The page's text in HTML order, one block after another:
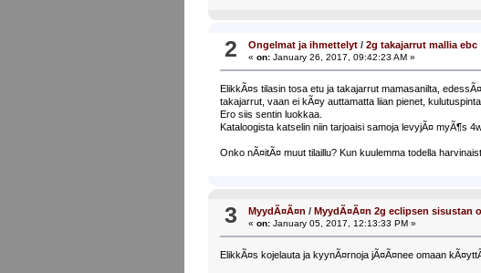
2 Ongelmat ja ihmettelyt /2g takajarrut mallia ebc
«on: January 26, 2017, 09:42:23 AM »
ElikkÃ¤s tilasin tosa etu ja takajarrut mamasanilta,
takajarrut, vaan ei kÃ¤y auttamatta liian pienet,
Ero siis sentin luokkaa.
Kataloogista katselin niin tarjoaisi samoja levyjÃ¤ myÃ¶s
Onko nÃ¤itÃ¤ muut tilaillu? Kun kuulemma todella
3 MyydÃ¤Ã¤n /MyydÃ¤Ã¤n 2g eclipsen sisustan
«on: January 05, 2017, 12:13:33 PM »
ElikkÃ¤s kojelauta ja kyynÃ¤rnoja jÃ¤Ã¤nee omaan